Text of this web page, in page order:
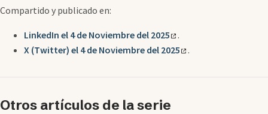
Compartido y publicado en:
LinkedIn el 4 de Noviembre del 2025
.
X (Twitter) el 4 de Noviembre del 2025
.
Otros artículos de la serie